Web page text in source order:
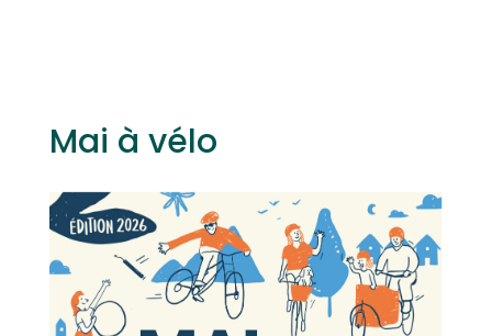
Mai à vélo